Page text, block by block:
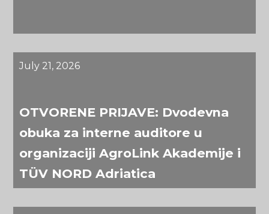
July 21, 2026
OTVORENE PRIJAVE: Dvodevna
obuka za interne auditore u
organizaciji AgroLink Akademije i
TÜV NORD Adriatica